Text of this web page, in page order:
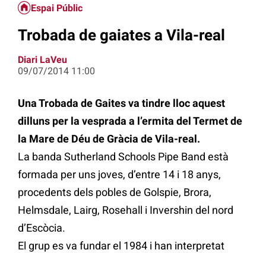
Espai Públic
Trobada de gaiates a Vila-real
Diari LaVeu
09/07/2014 11:00
Una Trobada de Gaites va tindre lloc aquest
dilluns per la vesprada a l’ermita del Termet de
la Mare de Déu de Gràcia de Vila-real.
La banda Sutherland Schools Pipe Band està
formada per uns joves, d’entre 14 i 18 anys,
procedents dels pobles de Golspie, Brora,
Helmsdale, Lairg, Rosehall i Invershin del nord
d’Escòcia.
El grup es va fundar el 1984 i han interpretat